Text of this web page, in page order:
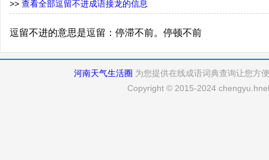
>> 查看全部逗留不进成语接龙的信息
逗留不进的意思是逗留：停滞不前。停顿不前
河南天气生活圈 为您提供在线成语词典查询让您方
Copyright © 2015-2024